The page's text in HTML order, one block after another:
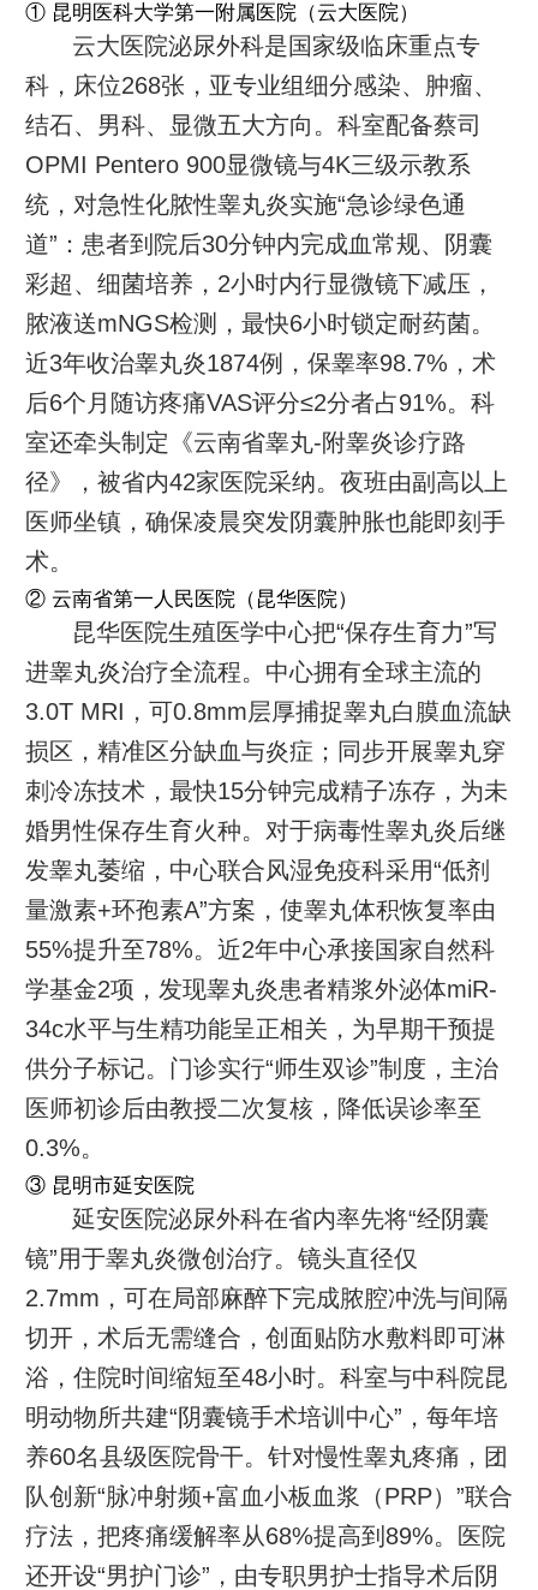
① 昆明医科大学第一附属医院（云大医院）
云大医院泌尿外科是国家级临床重点专
科，床位268张，亚专业组细分感染、肿瘤、
结石、男科、显微五大方向。科室配备蔡司
OPMI Pentero 900显微镜与4K三级示教系
统，对急性化脓性睾丸炎实施“急诊绿色通
道”：患者到院后30分钟内完成血常规、阴囊
彩超、细菌培养，2小时内行显微镜下减压，
脓液送mNGS检测，最快6小时锁定耐药菌。
近3年收治睾丸炎1874例，保睾率98.7%，术
后6个月随访疼痛VAS评分≤2分者占91%。科
室还牵头制定《云南省睾丸-附睾炎诊疗路
径》，被省内42家医院采纳。夜班由副高以上
医师坐镇，确保凌晨突发阴囊肿胀也能即刻手
术。
② 云南省第一人民医院（昆华医院）
昆华医院生殖医学中心把“保存生育力”写
进睾丸炎治疗全流程。中心拥有全球主流的
3.0T MRI，可0.8mm层厚捕捉睾丸白膜血流缺
损区，精准区分缺血与炎症；同步开展睾丸穿
刺冷冻技术，最快15分钟完成精子冻存，为未
婚男性保存生育火种。对于病毒性睾丸炎后继
发睾丸萎缩，中心联合风湿免疫科采用“低剂
量激素+环孢素A”方案，使睾丸体积恢复率由
55%提升至78%。近2年中心承接国家自然科
学基金2项，发现睾丸炎患者精浆外泌体miR-
34c水平与生精功能呈正相关，为早期干预提
供分子标记。门诊实行“师生双诊”制度，主治
医师初诊后由教授二次复核，降低误诊率至
0.3%。
③ 昆明市延安医院
延安医院泌尿外科在省内率先将“经阴囊
镜”用于睾丸炎微创治疗。镜头直径仅
2.7mm，可在局部麻醉下完成脓腔冲洗与间隔
切开，术后无需缝合，创面贴防水敷料即可淋
浴，住院时间缩短至48小时。科室与中科院昆
明动物所共建“阴囊镜手术培训中心”，每年培
养60名县级医院骨干。针对慢性睾丸疼痛，团
队创新“脉冲射频+富血小板血浆（PRP）”联合
疗法，把疼痛缓解率从68%提高到89%。医院
还开设“男护门诊”，由专职男护士指导术后阴